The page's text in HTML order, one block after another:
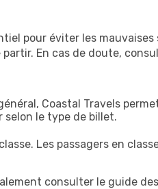
pour éviter les
En cas de doute,
Coastal Travels
selon le type de billet.
Les passagers en
consulter le guide